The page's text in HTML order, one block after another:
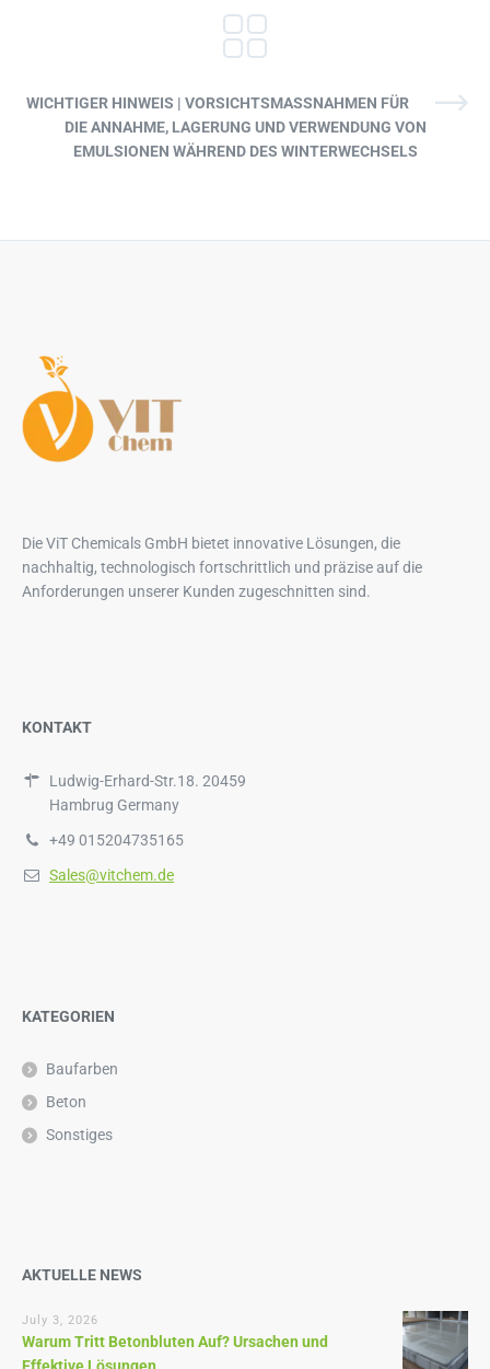
WICHTIGER HINWEIS | VORSICHTSMASSNAHMEN FÜR D
IE ANNAHME, LAGERUNG UND VERWENDUNG VON E
MULSIONEN WÄHREND DES WINTERWECHSELS
Die ViT Chemicals GmbH bietet innovative Lösungen, die
nachhaltig, technologisch fortschrittlich und präzise auf die
Anforderungen unserer Kunden zugeschnitten sind.
KONTAKT
Ludwig-Erhard-Str.18. 20459
Hambrug Germany
+49 015204735165
Sales@vitchem.de
KATEGORIEN
Baufarben
Beton
Sonstiges
AKTUELLE NEWS
July 3, 2026
Warum Tritt Betonbluten Auf? Ursachen und